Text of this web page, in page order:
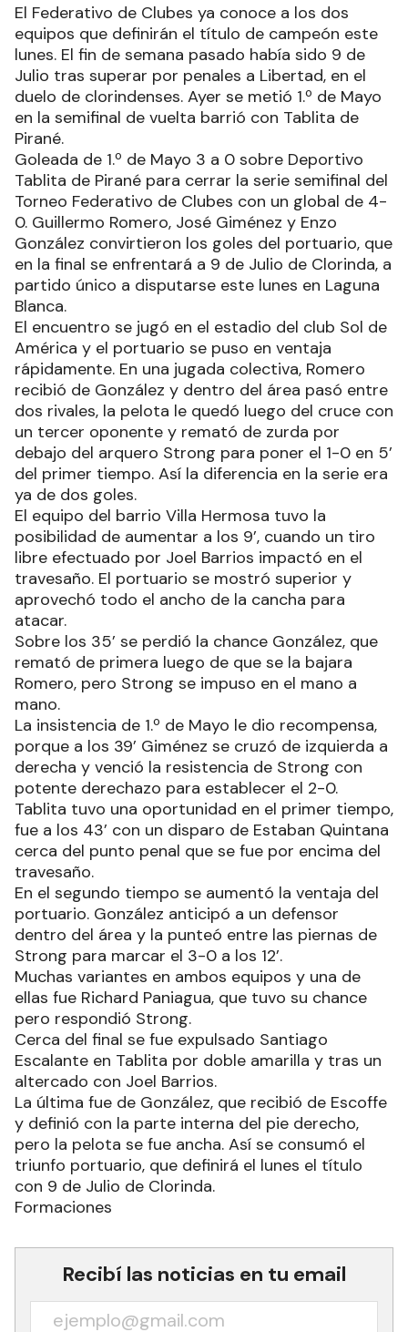
El Federativo de Clubes ya conoce a los dos
equipos que definirán el título de campeón este
lunes. El fin de semana pasado había sido 9 de
Julio tras superar por penales a Libertad, en el
duelo de clorindenses. Ayer se metió 1.º de Mayo
en la semifinal de vuelta barrió con Tablita de
Pirané.
Goleada de 1.º de Mayo 3 a 0 sobre Deportivo
Tablita de Pirané para cerrar la serie semifinal del
Torneo Federativo de Clubes con un global de 4-
0. Guillermo Romero, José Giménez y Enzo
González convirtieron los goles del portuario, que
en la final se enfrentará a 9 de Julio de Clorinda, a
partido único a disputarse este lunes en Laguna
Blanca.
El encuentro se jugó en el estadio del club Sol de
América y el portuario se puso en ventaja
rápidamente. En una jugada colectiva, Romero
recibió de González y dentro del área pasó entre
dos rivales, la pelota le quedó luego del cruce con
un tercer oponente y remató de zurda por
debajo del arquero Strong para poner el 1-0 en 5’
del primer tiempo. Así la diferencia en la serie era
ya de dos goles.
El equipo del barrio Villa Hermosa tuvo la
posibilidad de aumentar a los 9’, cuando un tiro
libre efectuado por Joel Barrios impactó en el
travesaño. El portuario se mostró superior y
aprovechó todo el ancho de la cancha para
atacar.
Sobre los 35’ se perdió la chance González, que
remató de primera luego de que se la bajara
Romero, pero Strong se impuso en el mano a
mano.
La insistencia de 1.º de Mayo le dio recompensa,
porque a los 39’ Giménez se cruzó de izquierda a
derecha y venció la resistencia de Strong con
potente derechazo para establecer el 2-0.
Tablita tuvo una oportunidad en el primer tiempo,
fue a los 43’ con un disparo de Estaban Quintana
cerca del punto penal que se fue por encima del
travesaño.
En el segundo tiempo se aumentó la ventaja del
portuario. González anticipó a un defensor
dentro del área y la punteó entre las piernas de
Strong para marcar el 3-0 a los 12’.
Muchas variantes en ambos equipos y una de
ellas fue Richard Paniagua, que tuvo su chance
pero respondió Strong.
Cerca del final se fue expulsado Santiago
Escalante en Tablita por doble amarilla y tras un
altercado con Joel Barrios.
La última fue de González, que recibió de Escoffe
y definió con la parte interna del pie derecho,
pero la pelota se fue ancha. Así se consumó el
triunfo portuario, que definirá el lunes el título
con 9 de Julio de Clorinda.
Formaciones
Recibí las noticias en tu email